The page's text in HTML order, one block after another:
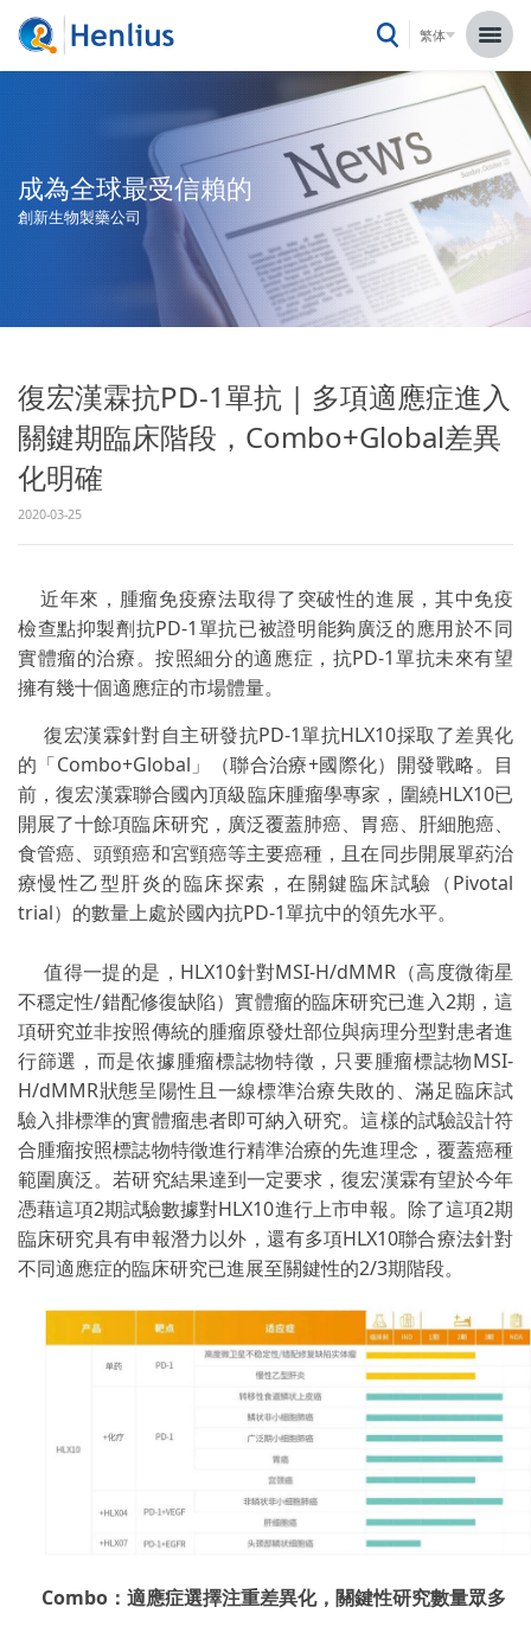
繁体
成為全球最受信賴的
創新生物製藥公司
復宏漢霖抗PD-1單抗 | 多項適應症進入
關鍵期臨床階段，Combo+Global差異
化明確
2020-03-25
近年來，腫瘤免疫療法取得了突破性的進展，其中免疫
檢查點抑製劑抗PD-1單抗已被證明能夠廣泛的應用於不同
實體瘤的治療。按照細分的適應症，抗PD-1單抗未來有望
擁有幾十個適應症的市場體量。
復宏漢霖針對自主研發抗PD-1單抗HLX10採取了差異化
的「Combo+Global」（聯合治療+國際化）開發戰略。目
前，復宏漢霖聯合國內頂級臨床腫瘤學專家，圍繞HLX10已
開展了十餘項臨床研究，廣泛覆蓋肺癌、胃癌、肝細胞癌、
食管癌、頭頸癌和宮頸癌等主要癌種，且在同步開展單葯治
療慢性乙型肝炎的臨床探索，在關鍵臨床試驗（Pivotal
trial）的數量上處於國內抗PD-1單抗中的領先水平。
值得一提的是，HLX10針對MSI-H/dMMR（高度微衛星
不穩定性/錯配修復缺陷）實體瘤的臨床研究已進入2期，這
項研究並非按照傳統的腫瘤原發灶部位與病理分型對患者進
行篩選，而是依據腫瘤標誌物特徵，只要腫瘤標誌物MSI-
H/dMMR狀態呈陽性且一線標準治療失敗的、滿足臨床試
驗入排標準的實體瘤患者即可納入研究。這樣的試驗設計符
合腫瘤按照標誌物特徵進行精準治療的先進理念，覆蓋癌種
範圍廣泛。若研究結果達到一定要求，復宏漢霖有望於今年
憑藉這項2期試驗數據對HLX10進行上市申報。除了這項2期
臨床研究具有申報潛力以外，還有多項HLX10聯合療法針對
不同適應症的臨床研究已進展至關鍵性的2/3期階段。
Combo：適應症選擇注重差異化，關鍵性研究數量眾多